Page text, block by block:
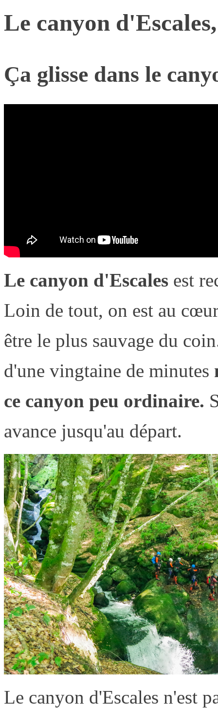
Le canyon
Ça glisse dans le
Le canyon d'Escales est
Loin de tout, on est au
être le plus sauvage du
d'une vingtaine de minutes
ce canyon peu ordinaire.
avance jusqu'au départ.
Le canyon d'Escales n'est